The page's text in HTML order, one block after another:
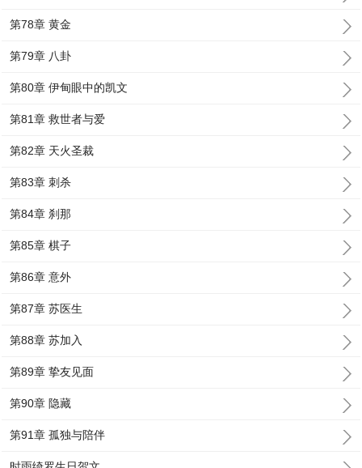
第78章 黄金
第79章 八卦
第80章 伊甸眼中的凯文
第81章 救世者与爱
第82章 天火圣裁
第83章 刺杀
第84章 刹那
第85章 棋子
第86章 意外
第87章 苏医生
第88章 苏加入
第89章 挚友见面
第90章 隐藏
第91章 孤独与陪伴